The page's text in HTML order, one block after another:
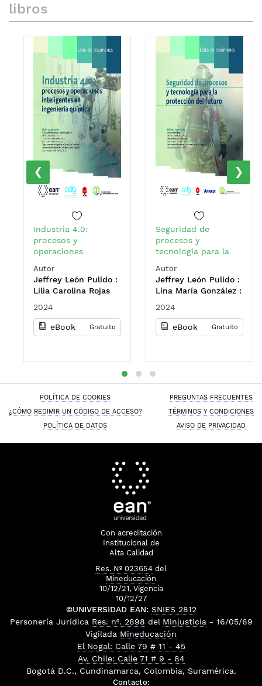
libros
Industria 4.0:
procesos y
operaciones
ingeniería química
Autor
Jeffrey León Pulido :
Lilia Carolina Rojas
Pulido Arias : Jairo
Ernesto Perilla Perilla
2024
eBook Gratuito
Seguridad de
procesos y
tecnología para la
futuro
Autor
Jeffrey León Pulido :
Lina María González :
2024
eBook Gratuito
‹ ›
POLÍTICA DE COOKIES
PREGUNTAS FRECUENTES
¿CÓMO REDIMIR UN CÓDIGO DE ACCESO?
TÉRMINOS Y CONDICIONES
POLÍTICA DE DATOS
AVISO DE PRIVACIDAD
Con acreditación
Institucional de
Alta Calidad
Res. Nº 023654 del
Mineducación
10/12/21, Vigencia
10/12/27
©UNIVERSIDAD EAN: SNIES 2812
Personería Jurídica Res. nº. 2898 del Minjusticia - 16/05/69
Vigilada Mineducación
El Nogal: Calle 79 # 11 - 45
Av. Chile: Calle 71 # 9 - 84
Bogotá D.C., Cundinamarca, Colombia, Suramérica.
Contacto: